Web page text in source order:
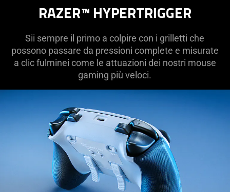
RAZER™ HYPERTRIGGER
Sii sempre il primo a colpire con i grilletti che
possono passare da pressioni complete e misurate
a clic fulminei come le attuazioni dei nostri mouse
gaming più veloci.